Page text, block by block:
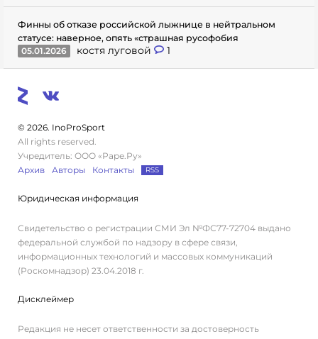
Финны об отказе российской лыжнице в нейтральном
статусе: наверное, опять «страшная русофобия
05.01.2026
костя луговой 1
© 2026. InoProSport
All rights reserved.
Учредитель: ООО «Раре.Ру»
Архив
Авторы Контакты RSS
Юридическая информация
Свидетельство о регистрации СМИ Эл №ФС77-72704 выдано
федеральной службой по надзору в сфере связи,
информационных технологий и массовых коммуникаций
(Роскомнадзор) 23.04.2018 г.
Дисклеймер
Редакция не несет ответственности за достоверность